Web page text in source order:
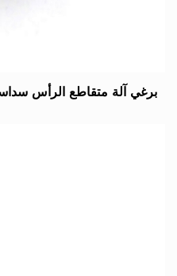
برغي آلة متقاطع الرأس